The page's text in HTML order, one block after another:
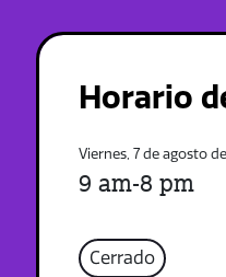
Horario
Viernes, 7 de agosto
9 am-8 pm
Cerrado